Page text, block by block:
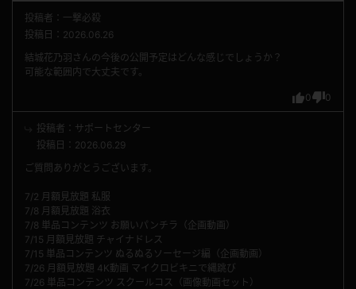
投稿者：一撃必殺
投稿日：2026.06.26
0 0
結城花乃羽さんの今後の公開予定はどんな感じでしょうか？
可能な範囲内で大丈夫です。
投稿者：サポートセンター
投稿日：2026.06.29
ご質問ありがとうございます。
7/2 月額見放題 私服
7/8 月額見放題 浴衣
7/8 単品コンテンツ お願いパンチラ（企画動画）
7/15 月額見放題 チャイナドレス
7/15 単品コンテンツ ぬるぬるソーセージ編（企画動画）
7/26 月額見放題 4K動画 マイクロビキニで縄跳び
7/26 単品コンテンツ スクールコス（画像動画セット）